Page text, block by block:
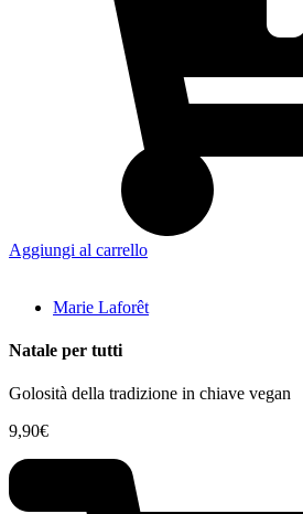
Aggiungi al carrello
Marie Laforêt
Natale per tutti
Golosità della tradizione in chiave vegan
9,90€